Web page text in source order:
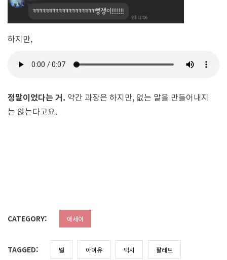
하지만,
정말이었다는 거. 약간 과장은 하지만, 없는 말을 만들어내지
는 않는다고요.
CATEGORY: 에세이
TAGGED: 넬 아이유 택시 팔레트